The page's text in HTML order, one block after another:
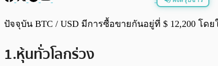
พร้อมเล่น
ปัจจุบัน BTC / USD มีการซื้อขายกันอยู่ที่ $ 12,200 โ
1.หุ้นทั่วโลกร่วง